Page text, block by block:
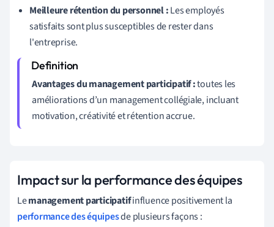
Meilleure rétention du personnel :Les employés
satisfaits sont plus susceptibles de rester dans
l'entreprise.
Avantages du management participatif :toutes les
améliorations d’un management collégiale, incluant
motivation, créativité et rétention accrue.
Impact sur la performance des équipes
Lemanagement participatifinfluence positivement la
performance des équipesde plusieurs façons :